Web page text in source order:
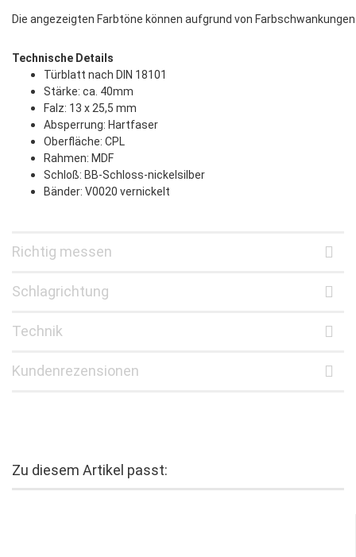
Die angezeigten Farbtöne können aufgrund von
Technische Details
Türblatt nach DIN 18101
Stärke: ca. 40mm
Falz: 13 x 25,5 mm
Absperrung: Hartfaser
Oberfläche: CPL
Rahmen: MDF
Schloß: BB-Schloss-nickelsilber
Bänder: V0020 vernickelt
Richtig messen
Schlagrichtung
Technik
Kundenrezensionen
Zu diesem Artikel passt: